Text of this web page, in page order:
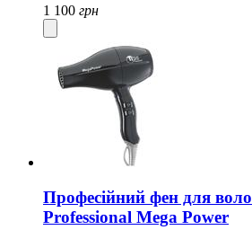
1 100 грн
Професійний фен для
Professional Mega Power